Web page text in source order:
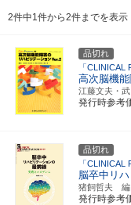
2件中1件から2件までを表示
品切れ
「CLINICAL
高次脳機
江藤文夫・
発行時参考
品切れ
「
脳卒中リ
猪飼哲夫 編
発行時参考